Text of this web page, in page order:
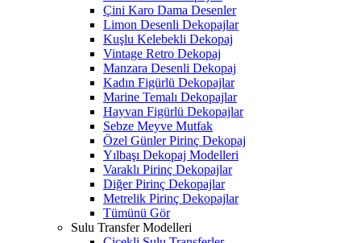
Çini Karo Dama Desenler
Limon Desenli Dekopajlar
Kuşlu Kelebekli Dekopaj
Vintage Retro Dekopaj
Manzara Desenli Dekopaj
Kadın Figürlü Dekopajlar
Marine Temalı Dekopajlar
Hayvan Figürlü Dekopajlar
Sebze Meyve Mutfak
Özel Günler Pirinç Dekopaj
Yılbaşı Dekopaj Modelleri
Varaklı Pirinç Dekopajlar
Diğer Pirinç Dekopajlar
Metrelik Pirinç Dekopajlar
Tümünü Gör
Sulu Transfer Modelleri